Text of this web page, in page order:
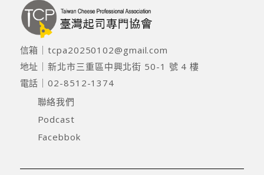
信箱｜tcpa20250102@gmail.com
地址｜新北市三重區中興北街 50-1 號 4 樓
電話｜02-8512-1374
聯絡我們
Podcast
Facebbok